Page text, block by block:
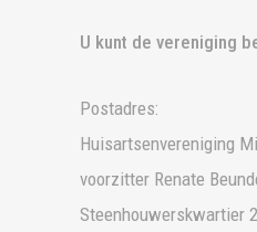
U kunt de vereniging
Postadres:
Huisartsenvereniging
voorzitter Renate
Steenhouwerskwartier